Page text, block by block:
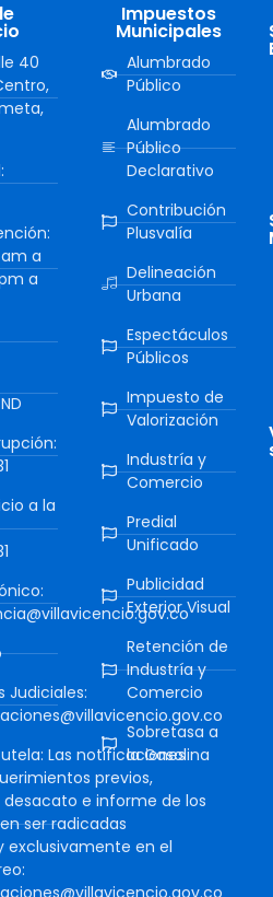
40
a
a
a la
Judiciales:
Las notificaciones
previos,
e informe de los
ser radicadas
exclusivamente en el
Impuestos
Municipales
Alumbrado
Público
Alumbrado
Público
Declarativo
Contribución
Plusvalía
Delineación
Urbana
Espectáculos
Públicos
Impuesto de
Valorización
Industría y
Comercio
Predial
Unificado
Publicidad
Exterior Visual
Retención de
Industría y
Comercio
Sobretasa a
la Gasolina